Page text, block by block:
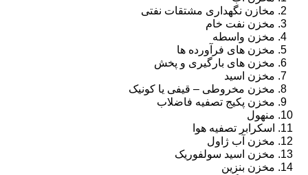
مخازن نگهداری مشتقات نفتی
مخزن نفت خام
مخزن واسطه
مخزن های فرآورده ها
مخزن های بارگیری و پخش
مخزن اسید
مخزن مخروطی – قیفی یا کونیک
مخزن پکیج تصفیه فاضلاب
منهول
اسکرابر تصفیه هوا
مخزن آب ژاول
مخزن اسید سولفوریک
مخزن بنزین